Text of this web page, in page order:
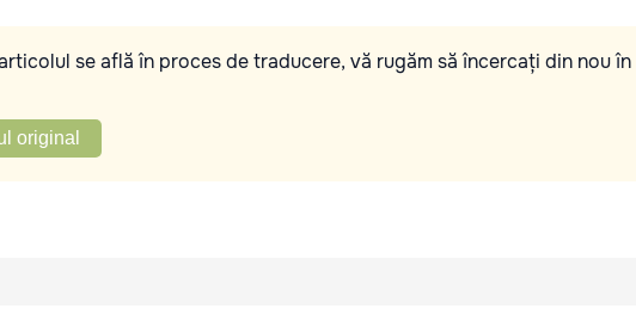
se află în proces de traducere, vă rugăm să încercați din nou în
original